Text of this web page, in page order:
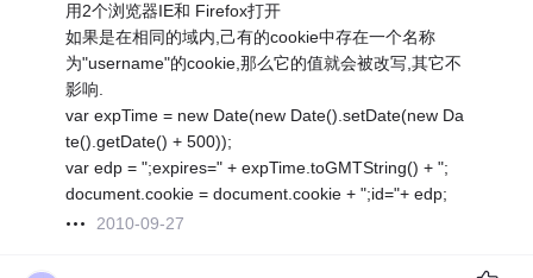
用2个浏览器IE和 Firefox打开
如果是在相同的域内,己有的cookie中存在一个名称
为"username"的cookie,那么它的值就会被改写,其它不
影响.
var expTime = new Date(new Date().setDate(new Da
te().getDate() + 500));
var edp = ";expires=" + expTime.toGMTString() + ";
document.cookie = document.cookie + ";id="+ edp;
2010-09-27